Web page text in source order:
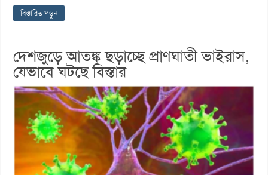
বিস্তারিত পড়ুন
দেশজুড়ে আতঙ্ক ছড়াচ্ছে প্রাণঘাতী ভাইরাস,
যেভাবে ঘটছে বিস্তার